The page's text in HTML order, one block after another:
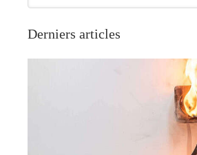
Derniers articles